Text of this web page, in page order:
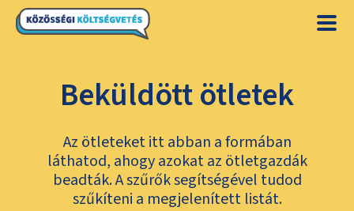
Beküldött ötletek
Az ötleteket itt abban a formában
láthatod, ahogy azokat az ötletgazdák
beadták. A szűrők segítségével tudod
szűkíteni a megjelenített listát.